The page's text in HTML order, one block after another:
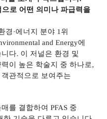
으로 어떤 의미나 파급력을
경·에너지 분야 1 위
and Energy에
니다. 이 저널은 환경 및
이 높은 학술지 중 하나로,
관적으로 보여주는
매를 결합하여PFAS 중